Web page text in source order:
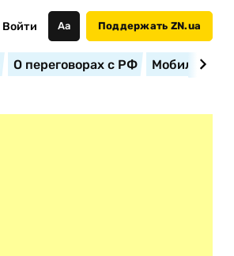
Войти Аа Поддержать ZN.ua
О переговорах с РФ